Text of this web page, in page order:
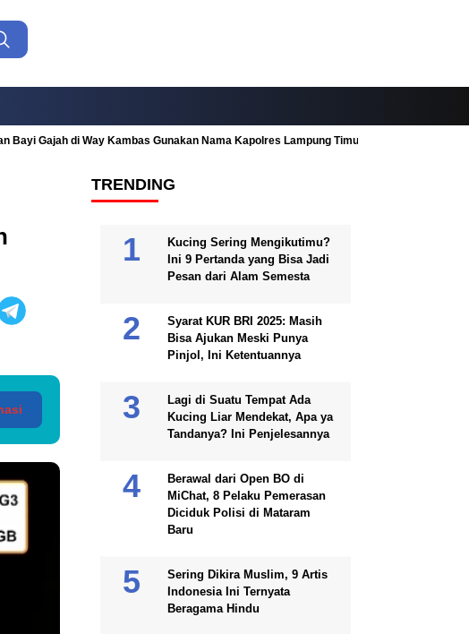
Bayi Gajah di Way Kambas Gunakan Nama Kapolres Lampung Timur
TRENDING
Kucing Sering Mengikutimu?
Ini 9 Pertanda yang Bisa Jadi
Pesan dari Alam Semesta
Syarat KUR BRI 2025: Masih
Bisa Ajukan Meski Punya
Pinjol, Ini Ketentuannya
Lagi di Suatu Tempat Ada
Kucing Liar Mendekat, Apa ya
Tandanya? Ini Penjelesannya
Berawal dari Open BO di
MiChat, 8 Pelaku Pemerasan
Diciduk Polisi di Mataram
Baru
Sering Dikira Muslim, 9 Artis
Indonesia Ini Ternyata
Beragama Hindu